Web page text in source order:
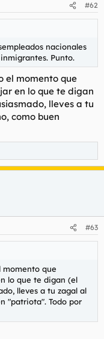
#62
nacionales
Punto.
el momento que
en lo que te digan
lleves a tu
como buen
#63
momento que
lo que te digan (el
lleves a tu zagal al
"patriota". Todo por